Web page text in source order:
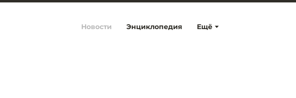
Ещё
Новости Энциклопедия